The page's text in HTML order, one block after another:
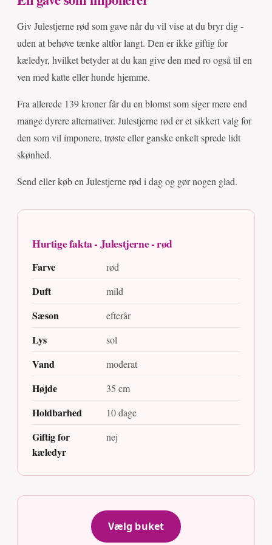
Giv Julestjerne rød som gave når du vil vise at du bryr dig -
uden at behøve tænke altfor langt. Den er ikke giftig for
kæledyr, hvilket betyder at du kan give den med ro også til en
ven med katte eller hunde hjemme.
Fra allerede 139 kroner får du en blomst som siger mere end
mange dyrere alternativer. Julestjerne rød er et sikkert valg for
den som vil imponere, trøste eller ganske enkelt sprede lidt
skønhed.
Send eller køb en Julestjerne rød i dag og gør nogen glad.
Hurtige fakta - Julestjerne - rød
Farve rød
Duft mild
Sæson efterår
Lys sol
Vand moderat
Højde 35 cm
Holdbarhed 10 dage
Giftig for
kæledyr
nej
Vælg buket